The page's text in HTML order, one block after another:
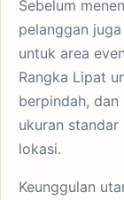
Sebelum
pelanggan
untuk area
Rangka Lipat
berpindah, dan
ukuran
lokasi.
Keunggulan